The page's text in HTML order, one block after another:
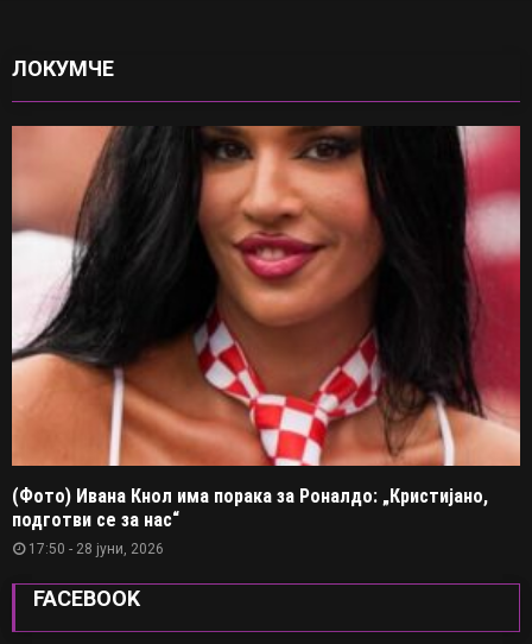
ЛОКУМЧЕ
(Фото) Ивана Кнол има порака за Роналдо: „Кристијано,
подготви се за нас“
17:50 - 28 јуни, 2026
FACEBOOK